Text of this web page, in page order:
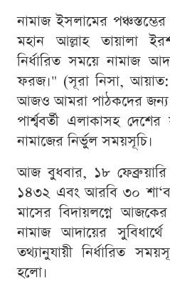
নামাজ ইসলামের
মহান আল্লাহ তায়ালা
নির্ধারিত সময়ে নামাজ
ফরজ।" (সূরা নিসা, আয়াত:
আজও আমরা পাঠকদের জন্য
পার্শ্ববর্তী এলাকাসহ
নামাজের নির্ভুল সময়সূচি।
আজ বুধবার, ১৮
১৪৩২ এবং আরবি ৩০
মাসের বিদায়লগ্নে
নামাজ আদায়ের
তথ্যানুযায়ী নির্ধারিত
হলো।